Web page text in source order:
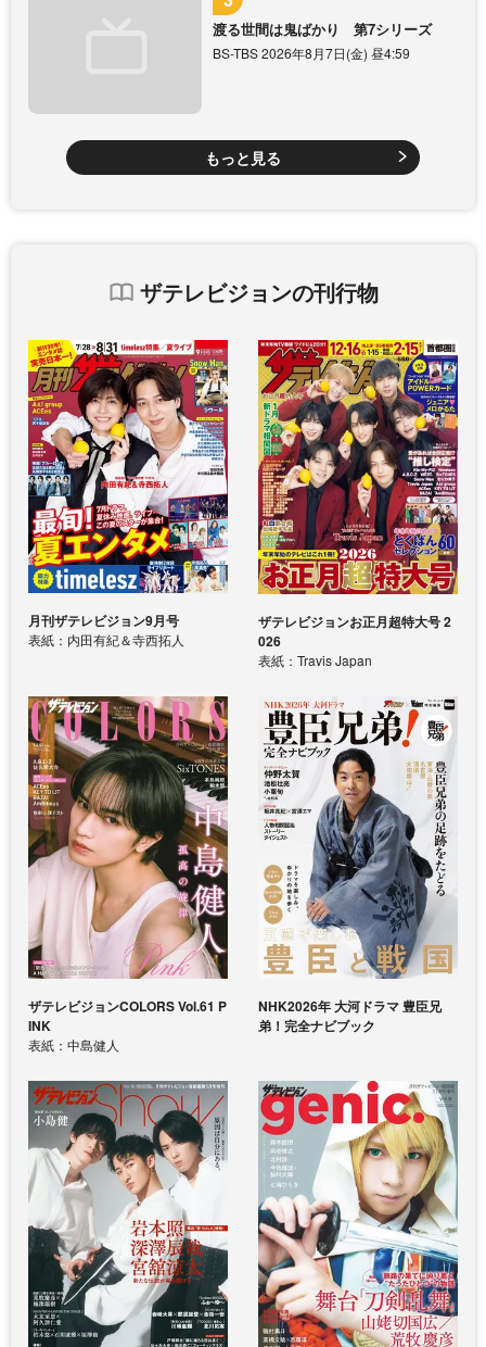
渡る世間は鬼ばかり 第7シリーズ
BS-TBS 2026年8月7日(金) 昼4:59
もっと見る
ザテレビジョンの刊行物
月刊ザテレビジョン9月号
表紙：内田有紀＆寺西拓人
ザテレビジョンお正月超特大号 2
026
表紙：Travis Japan
ザテレビジョンCOLORS Vol.61 P
INK
表紙：中島健人
NHK2026年 大河ドラマ 豊臣兄
弟！完全ナビブック